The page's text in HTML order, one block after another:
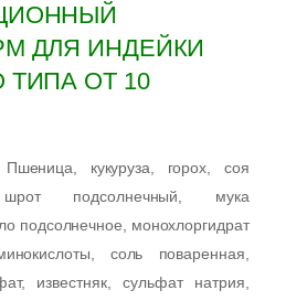
ДЛЯ ИНДЕЙКИ
ОТ 10
Пшеница, кукуруза, горох, соя
шрот подсолнечный, мука
подсолнечное, монохлоргидрат
соль поваренная,
известняк, сульфат натрия,